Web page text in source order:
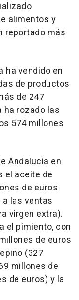
alimentos y
reportado más
ha vendido en
de productos
de 247
ha rozado las
574 millones
Andalucía en
el aceite de
de euros
las ventas
virgen extra).
el pimiento, con
de euros
(327
millones de
de euros) y la